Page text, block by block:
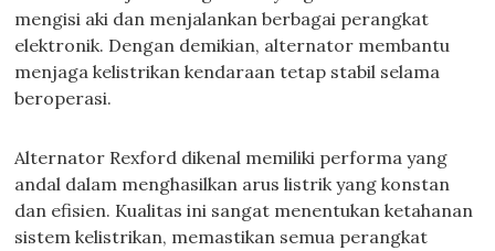
mengisi aki dan menjalankan berbagai perangkat
elektronik. Dengan demikian, alternator membantu
menjaga kelistrikan kendaraan tetap stabil selama
beroperasi.
Alternator Rexford dikenal memiliki performa yang
andal dalam menghasilkan arus listrik yang konstan
dan efisien. Kualitas ini sangat menentukan ketahanan
sistem kelistrikan, memastikan semua perangkat